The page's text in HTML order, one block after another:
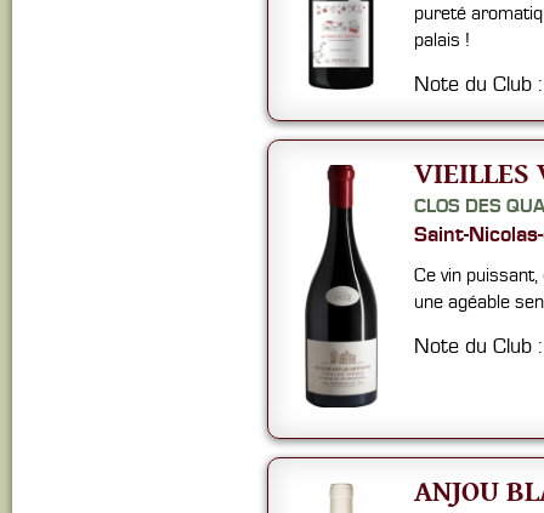
pureté
palais !
Note du Club
VIEILLES
CLOS DES
Saint-
Ce vin
une agéable
Note du Club
ANJOU